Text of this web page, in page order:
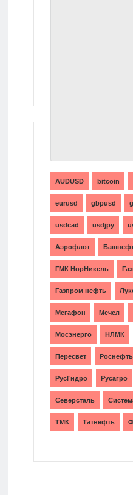
AUDUSD bitcoin
eurusd gbpusd
usdcad usdjpy
Аэрофлот
ГМК НорНикель
Газпром нефть
Мегафон Мечел
Мосэнерго НЛМК
Пересвет Роснефть
РусГидро Русагро
Северсталь
ТМК Татнефть